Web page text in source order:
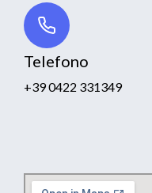
Telefono
+39 0422 331349